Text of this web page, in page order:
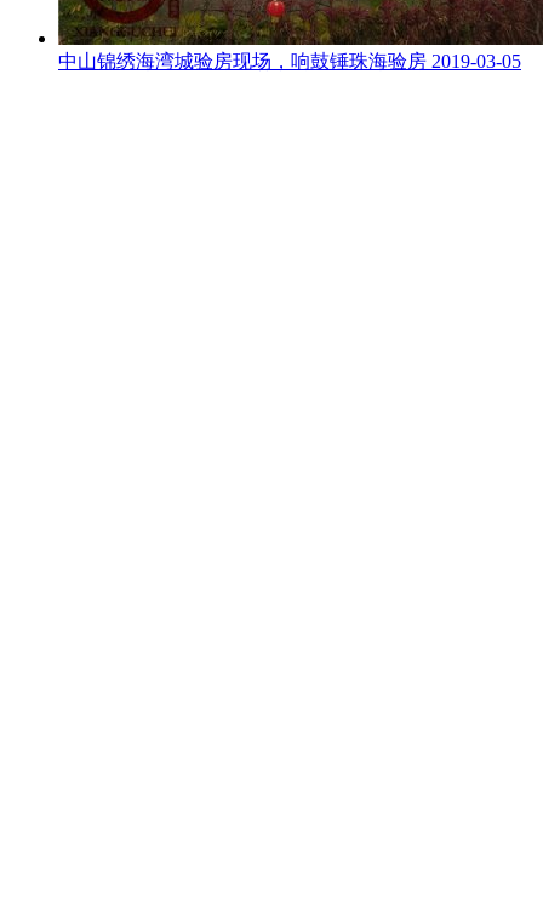
中山锦绣海湾城验房现场，响鼓锤珠海验房 2019-03-05